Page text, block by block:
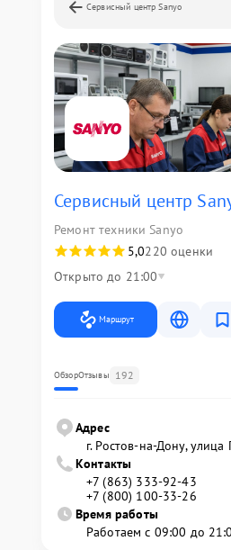
Сервисный центр Sanyo
Сервисный центр
Ремонт техники Sanyo
5,0220 оценки
Открыто до 21:00
Маршрут
ОбзорОтзывы 192
Адрес
г. Ростов-на-Дону, улица
Контакты
+7 (863) 333-92-43
+7 (800) 100-33-26
Время работы
Работаем с 09:00 до